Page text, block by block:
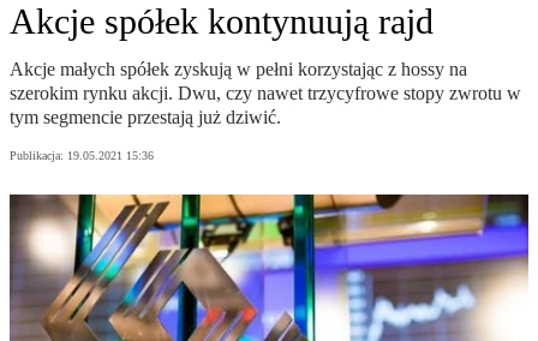
Akcje spółek kontynuują rajd
Akcje małych spółek zyskują w pełni korzystając z hossy na
szerokim rynku akcji. Dwu, czy nawet trzycyfrowe stopy zwrotu w
tym segmencie przestają już dziwić.
Publikacja: 19.05.2021 15:36